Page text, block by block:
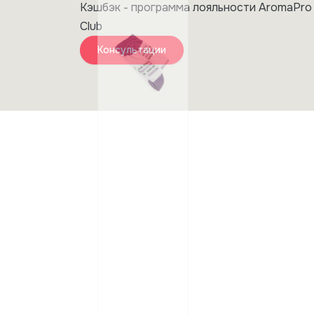
Кэшбэк - программа лояльности AromaPro
Club
Консультации